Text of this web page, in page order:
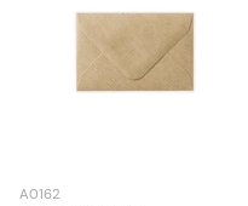
A0162